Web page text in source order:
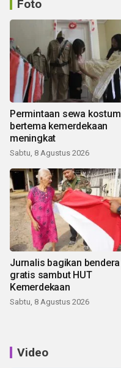
Foto
Permintaan sewa kostum
bertema kemerdekaan
meningkat
Sabtu, 8 Agustus 2026
Jurnalis bagikan bendera
gratis sambut HUT
Kemerdekaan
Sabtu, 8 Agustus 2026
Video